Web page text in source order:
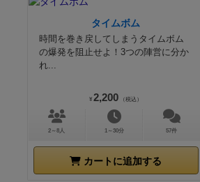
タイムボム
時間を巻き戻してしまうタイムボム
の爆発を阻止せよ！3つの陣営に分か
れ...
¥ 2,200 （税込）
2～8人 1～30分 57件
カートに追加する